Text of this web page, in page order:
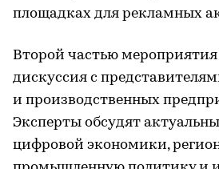
площадках для рекламных
Второй частью мероприятия
дискуссия с
и производственных
Эксперты обсудят
цифровой экономики,